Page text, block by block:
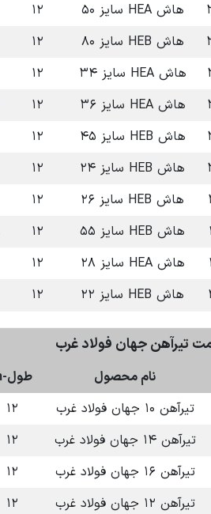
هاش HEA سایز ۵۰ ۱۲
هاش HEB سایز ۸۰ ۱۲
هاش HEA سایز ۳۴ ۱۲
هاش HEA سایز ۳۶ ۱۲
هاش HEB سایز ۴۵ ۱۲
هاش HEB سایز ۲۴ ۱۲
هاش HEB سایز ۲۶ ۱۲
هاش HEB سایز ۵۵ ۱۲
هاش HEA سایز ۲۸ ۱۲
هاش HEB سایز ۲۲ ۱۲
تیرآهن جهان فولاد غرب
نام محصول طول-m
تیرآهن ۱۰ جهان فولاد غرب ۱۲
تیرآهن ۱۴ جهان فولاد غرب ۱۲
تیرآهن ۱۶ جهان فولاد غرب ۱۲
تیرآهن ۱۲ جهان فولاد غرب ۱۲